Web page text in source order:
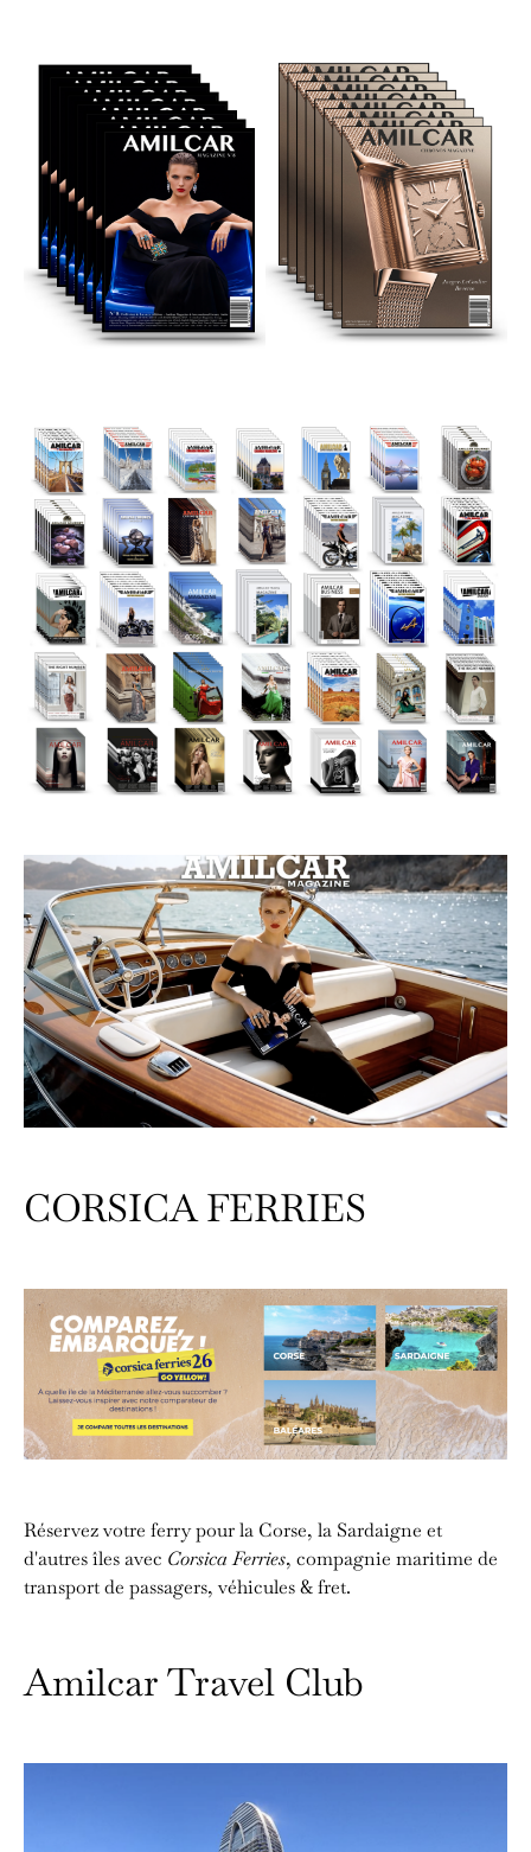
CORSICA FERRIES
Réservez votre ferry pour la Corse, la Sardaigne et
d'autres îles avec Corsica Ferries, compagnie maritime de
transport de passagers, véhicules & fret.
Amilcar Travel Club